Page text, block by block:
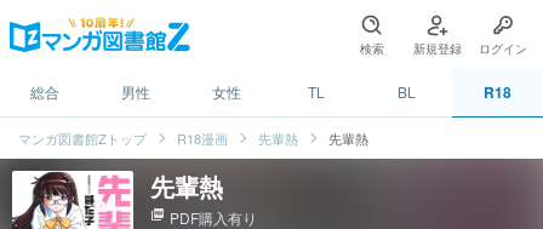
検索 新規登録 ログイン
総合 男性 女性 TL BL R18
マンガ図書館Zトップ R18漫画 先輩熱 先輩熱
先輩熱
picture_as_pdf PDF購入有り